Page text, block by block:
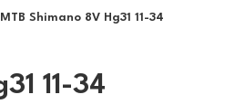
Shimano 8V Hg31 11-34
11-34